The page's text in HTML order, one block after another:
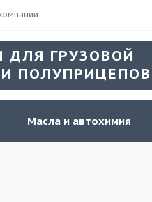
ДЛЯ ГРУЗОВОЙ
ПОЛУПРИЦЕПОВ
Масла и автохимия